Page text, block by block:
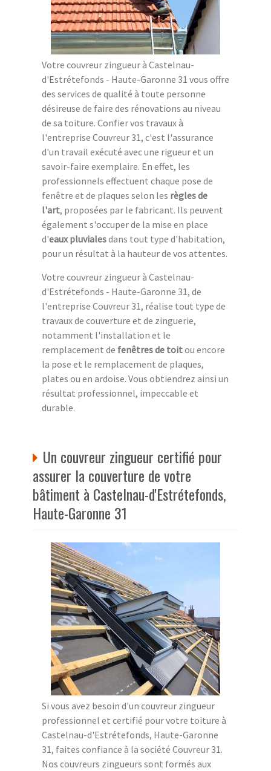
Votre couvreur zingueur à Castelnau-
d'Estrétefonds - Haute-Garonne 31 vous offre
des services de qualité à toute personne
désireuse de faire des rénovations au niveau
de sa toiture. Confier vos travaux à
l'entreprise Couvreur 31, c'est l'assurance
d'un travail exécuté avec une rigueur et un
savoir-faire exemplaire. En effet, les
professionnels effectuent chaque pose de
fenêtre et de plaques selon les règles de
l'art, proposées par le fabricant. Ils peuvent
également s'occuper de la mise en place
d'eaux pluvialesdans tout type d'habitation,
pour un résultat à la hauteur de vos attentes.
Votre couvreur zingueur à Castelnau-
d'Estrétefonds - Haute-Garonne 31, de
l'entreprise Couvreur 31, réalise tout type de
travaux de couverture et de zinguerie,
notamment l'installation et le
remplacement de fenêtres de toitou encore
la pose et le remplacement de plaques,
plates ou en ardoise. Vous obtiendrez ainsi un
résultat professionnel, impeccable et
durable.
Un couvreur zingueur certifié pour
assurer la couverture de votre
bâtiment à Castelnau-d'Estrétefonds,
Haute-Garonne 31
Si vous avez besoin d'un couvreur zingueur
professionnel et certifié pour votre toiture à
Castelnau-d'Estrétefonds, Haute-Garonne
31, faites confiance à la société Couvreur 31.
Nos couvreurs zingueurs sont formés aux